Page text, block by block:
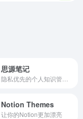
思源笔记
Notion Themes
让你的Notion更加漂亮